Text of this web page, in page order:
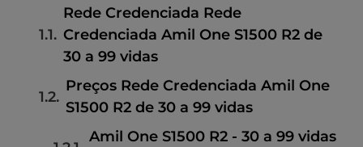
Rede Credenciada Rede
Credenciada Amil One S1500 R2 de
30 a 99 vidas
Preços Rede Credenciada Amil One
S1500 R2 de 30 a 99 vidas
Amil One S1500 R2 - 30 a 99 vidas